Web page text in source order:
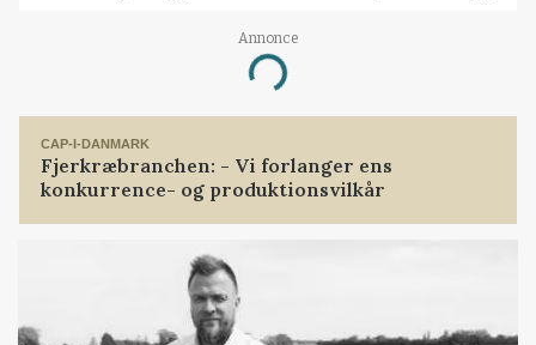
Annonce
Loading...
CAP-I-DANMARK
Fjerkræbranchen: - Vi forlanger ens
konkurrence- og produktionsvilkår